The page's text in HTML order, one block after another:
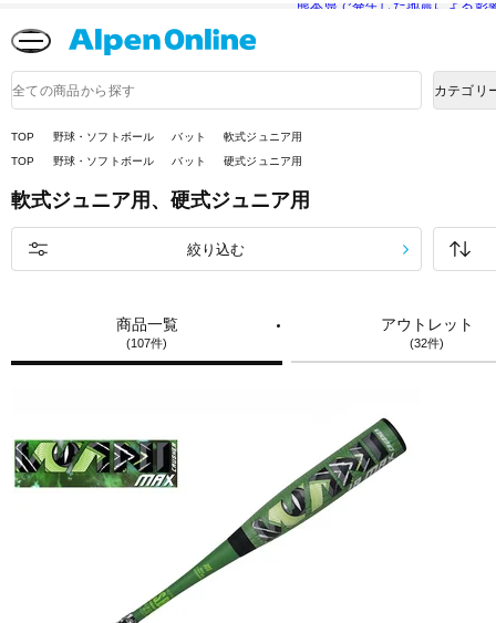
熊本県で発生した地震による影
品
検
カテゴリ
TOP 野球・ソフトボール バット
軟式ジュニア用
TOP
野球・ソフトボール バット 硬式ジュニア用
軟式ジュニア用、硬式ジュニア用
商品一覧
(107件)
アウトレット
(32件)
絞り込む